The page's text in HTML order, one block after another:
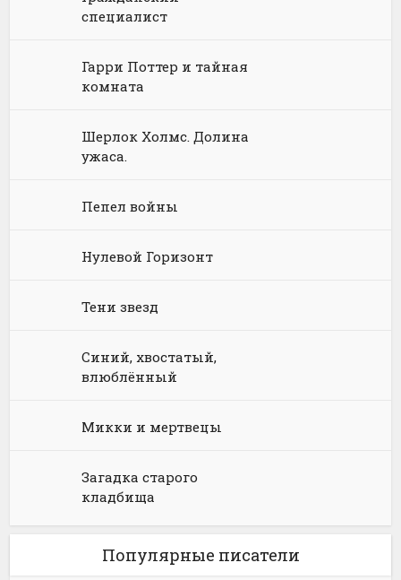
Языкознание
Научная фантастика
Социальная фантастика
Любовное фэнтези
Ужасы и Мистика
специалист
Гарри Поттер и тайная
комната
Шерлок Холмс. Долина
ужаса.
Пепел войны
Нулевой Горизонт
Тени звезд
Синий, хвостатый,
влюблённый
Микки и мертвецы
Загадка старого
кладбища
Популярные писатели